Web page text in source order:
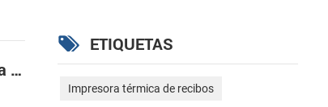
Lo diferente entre la impresora de etiquetas de transferencia térmica y térmica directa de la impresora de etiquetas
ETIQUETAS
Impresora térmica de recibos